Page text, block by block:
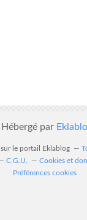
Hébergé par
sur le portail Eklablog
C.G.U.
Cookies et
Préférences cookies